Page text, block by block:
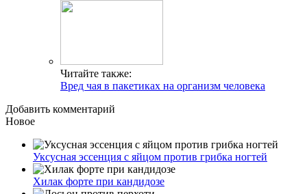
Читайте также:
Вред чая в пакетиках на организм человека
Добавить комментарий
Новое
Уксусная эссенция с яйцом против грибка ногтей
Хилак форте при кандидозе